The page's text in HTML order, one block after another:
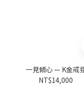
一見傾心 — K金戒
NT$14,000